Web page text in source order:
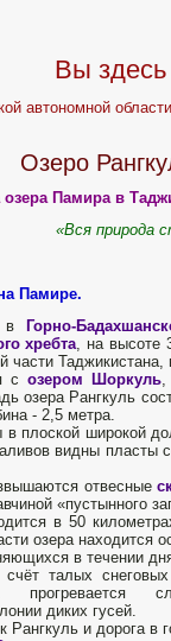
Вы здесь
автономной
Озеро
Памира в
«Вся природа
Памире.
в
Горно-
хребта, на высоте
части
с озером Шоркуль,
озера Рангкуль
- 2,5 метра.
плоской широкой
видны пласты
отвесные
«пустынного
в 50
озера находится
в течении
счёт талых
диких гусей.
Рангкуль и дорога в